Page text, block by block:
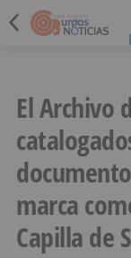
El Archivo
marca
Capilla de